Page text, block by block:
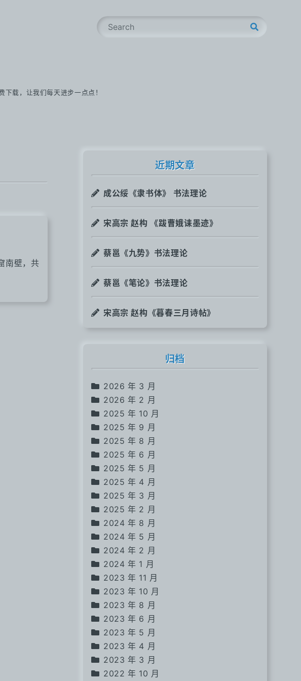
载，让我们每天进步一点点！
S
h
南壁，共
近期文章
成公绥《隶书体》 书法理论
宋高宗 赵构 《跋曹娥诔墨迹》
蔡邕《九势》书法理论
蔡邕《笔论》书法理论
宋高宗 赵构《暮春三月诗帖》
归档
2026 年 3 月
2026 年 2 月
2025 年 10 月
2025 年 9 月
2025 年 8 月
2025 年 6 月
2025 年 5 月
2025 年 4 月
2025 年 3 月
2025 年 2 月
2024 年 8 月
2024 年 5 月
2024 年 2 月
2024 年 1 月
2023 年 11 月
2023 年 10 月
2023 年 8 月
2023 年 6 月
2023 年 5 月
2023 年 4 月
2023 年 3 月
2022 年 10 月